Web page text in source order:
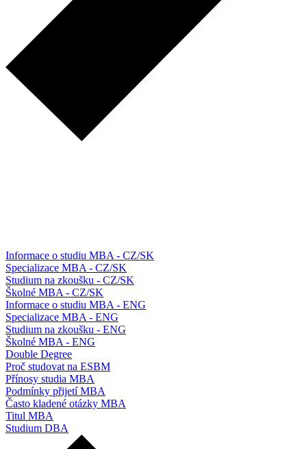
Informace o studiu MBA - CZ/SK
Specializace MBA - CZ/SK
Studium na zkoušku - CZ/SK
Školné MBA - CZ/SK
Informace o studiu MBA - ENG
Specializace MBA - ENG
Studium na zkoušku - ENG
Školné MBA - ENG
Double Degree
Proč studovat na ESBM
Přínosy studia MBA
Podmínky přijetí MBA
Často kladené otázky MBA
Titul MBA
Studium DBA